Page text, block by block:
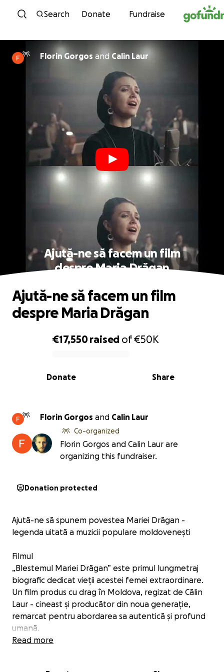
Skip to content
Search Donate Fundraise
Florin Gorgos and Calin Laur
Ajută-ne să facem un film
despre Maria Drăgan
0% complete
€17,550raised of€50K
Share
Donate
Ajută-ne să facem un film
despre Maria Drăgan
Florin Gorgos and Calin Laur
Co-organized
Florin Gorgos and Calin Laur are
organizing this fundraiser.
Donation protected
Ajută-ne să spunem povestea Mariei Drăgan -
legenda uitată a muzicii populare moldovenești
Filmul
„Blestemul Mariei Drăgan” este primul lungmetraj
biografic dedicat vieții acestei femei extraordinare.
Un film produs cu drag în Moldova, regizat de Călin
Laur - cineast și producător din noua generație,
remarcat pentru abordarea sa autentică și profund
umană.
Proiectul a fost distins cu Marele Premiu la
Read more